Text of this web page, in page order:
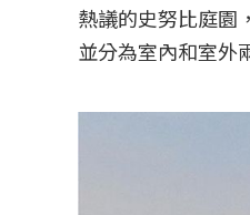
熱議的史努比庭園
並分為室內和室外